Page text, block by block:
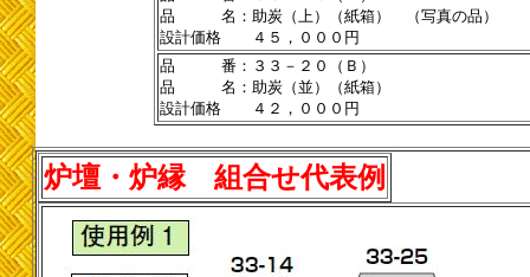
品 名：助炭（上）（紙箱） （写真の品）
設計価格 ４５，０００円
品 番：３３－２０（Ｂ）
品 名：助炭（並）（紙箱）
設計価格 ４２，０００円
炉壇・炉縁 組合せ代表例